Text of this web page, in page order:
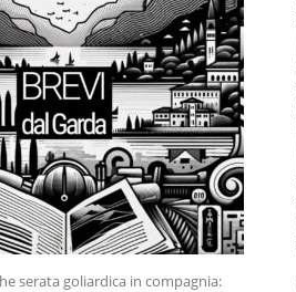
serata goliardica in compagnia: